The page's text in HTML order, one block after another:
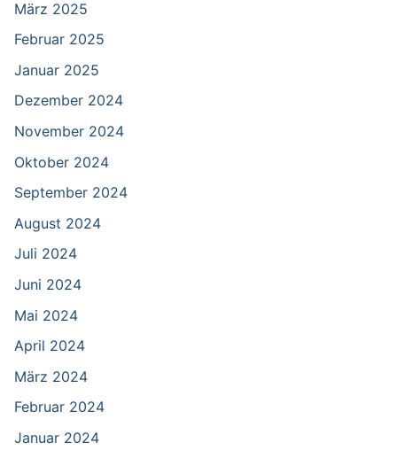
März 2025
Februar 2025
Januar 2025
Dezember 2024
November 2024
Oktober 2024
September 2024
August 2024
Juli 2024
Juni 2024
Mai 2024
April 2024
März 2024
Februar 2024
Januar 2024